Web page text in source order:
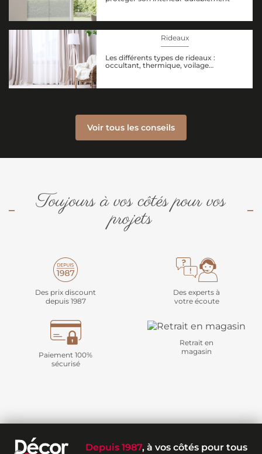
Rideaux
Les différents types de rideaux :
occultant, thermique, voilage…
Voir tous les conseils
Toujours à vos côtés pour vos
projets
Des prix discount
depuis 1987
Des experts à
votre écoute
Paiement 100%
sécurisé
Retrait en
magasin
Depuis 1987, à vos côtés pour tous